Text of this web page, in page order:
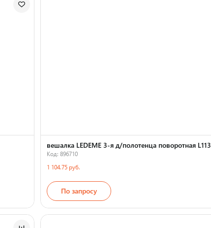
вешалка LEDEME 3-я д/полотенца поворотная L113
Код: 896710
1 104.75 руб.
По запросу